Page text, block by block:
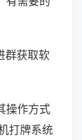
群获取软
操作方式
打牌系统